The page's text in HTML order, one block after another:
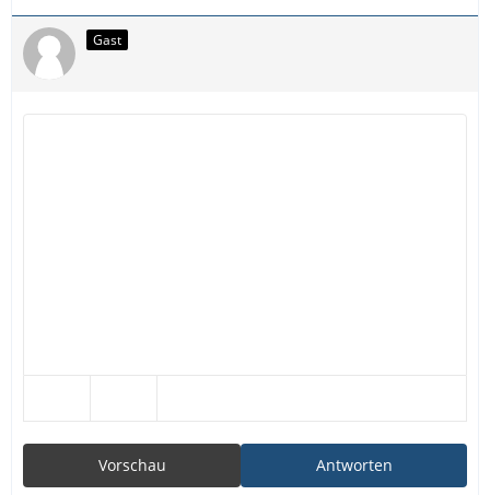
Gast
Antworten
Vorschau